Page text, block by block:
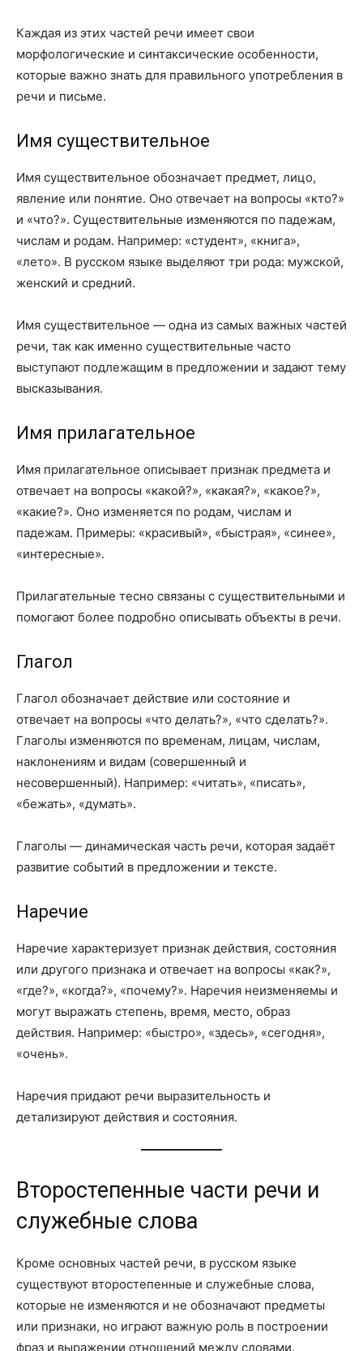
Каждая из этих частей речи имеет свои
морфологические и синтаксические особенности,
которые важно знать для правильного употребления в
речи и письме.
Имя существительное
Имя существительное обозначает предмет, лицо,
явление или понятие. Оно отвечает на вопросы «кто?»
и «что?». Существительные изменяются по падежам,
числам и родам. Например: «студент», «книга»,
«лето». В русском языке выделяют три рода: мужской,
женский и средний.
Имя существительное — одна из самых важных частей
речи, так как именно существительные часто
выступают подлежащим в предложении и задают тему
высказывания.
Имя прилагательное
Имя прилагательное описывает признак предмета и
отвечает на вопросы «какой?», «какая?», «какое?»,
«какие?». Оно изменяется по родам, числам и
падежам. Примеры: «красивый», «быстрая», «синее»,
«интересные».
Прилагательные тесно связаны с существительными и
помогают более подробно описывать объекты в речи.
Глагол
Глагол обозначает действие или состояние и
отвечает на вопросы «что делать?», «что сделать?».
Глаголы изменяются по временам, лицам, числам,
наклонениям и видам (совершенный и
несовершенный). Например: «читать», «писать»,
«бежать», «думать».
Глаголы — динамическая часть речи, которая задаёт
развитие событий в предложении и тексте.
Наречие
Наречие характеризует признак действия, состояния
или другого признака и отвечает на вопросы «как?»,
«где?», «когда?», «почему?». Наречия неизменяемы и
могут выражать степень, время, место, образ
действия. Например: «быстро», «здесь», «сегодня»,
«очень».
Наречия придают речи выразительность и
детализируют действия и состояния.
Второстепенные части речи и
служебные слова
Кроме основных частей речи, в русском языке
существуют второстепенные и служебные слова,
которые не изменяются и не обозначают предметы
или признаки, но играют важную роль в построении
фраз и выражении отношений между словами.